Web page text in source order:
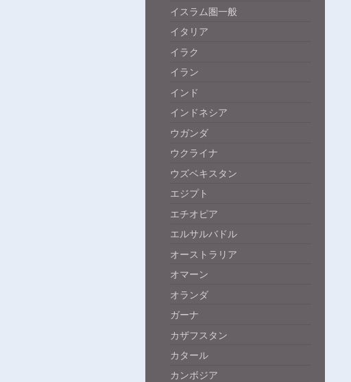
イスラム圏一般
イタリア
イラク
イラン
インド
インドネシア
ウガンダ
ウクライナ
ウズベキスタン
エジプト
エチオピア
エルサルバドル
オーストラリア
オマーン
オランダ
ガーナ
カザフスタン
カタール
カンボジア